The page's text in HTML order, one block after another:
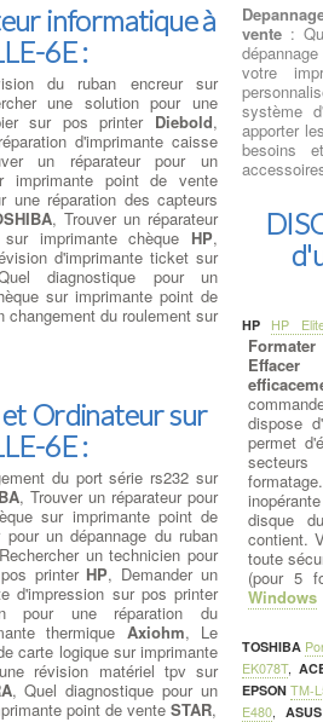
informatique à
6E :
du ruban encreur sur
une solution pour une
sur pos printer Diebold,
d'imprimante caisse
un réparateur pour un
imprimante point de vente
une réparation des capteurs
, Trouver un réparateur
imprimante chèque HP,
d'imprimante ticket sur
diagnostique pour un
sur imprimante point de
changement du roulement sur
Ordinateur sur
6E :
du port série rs232 sur
, Trouver un réparateur pour
sur imprimante point de
un dépannage du ruban
un technicien pour
printer HP, Demander un
d'impression sur pos printer
pour une réparation du
thermique Axiohm, Le
carte logique sur imprimante
révision matériel tpv sur
, Quel diagnostique pour un
point de vente STAR,
vente :
votre
système
apporter
besoins
dispose
permet
disque
contient.
toute
(pour 5
Windows
HP HP
TOSHIBA
EK078T,
EPSON TM-
E480, ASUS